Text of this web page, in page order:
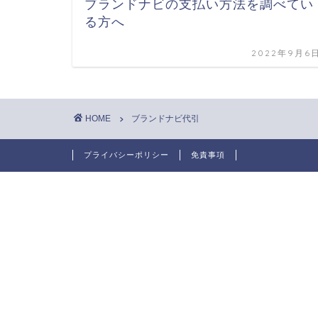
ブランドナビの支払い方法を調べてい
る方へ
2022年9月6
HOME ブランドナビ代引
プライバシーポリシー 免責事項